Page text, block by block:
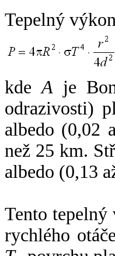
Tepelný
kdeA je
odrazivosti)
albedo (0,02
než 25 km.
albedo (0,13
Tento
rychlého